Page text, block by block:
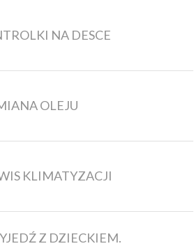
NA DESCE
OLEJU
KLIMATYZACJI
Z DZIECKIEM.